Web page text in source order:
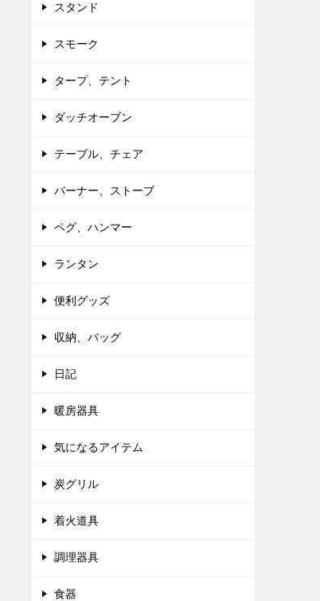
スタンド
スモーク
タープ、テント
ダッチオーブン
テーブル、チェア
バーナー、ストーブ
ペグ、ハンマー
ランタン
便利グッズ
収納、バッグ
日記
暖房器具
気になるアイテム
炭グリル
着火道具
調理器具
食器